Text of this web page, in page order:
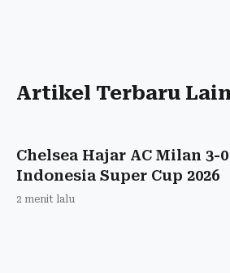
Artikel Terbaru
Chelsea Hajar AC Milan 3-
Indonesia Super Cup 2026
2 menit lalu